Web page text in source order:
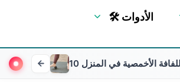
🛠 الأدوات
الأخمصية في المنزل